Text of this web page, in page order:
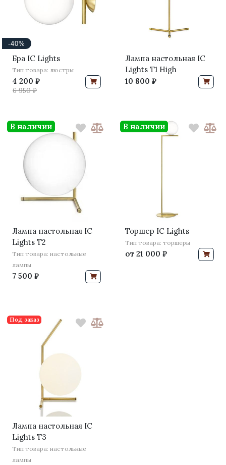
-40%
Бра IC Lights
Тип товара: люстры
4 200 ₽
6 950 ₽
Лампа настольная IC
Lights T1 High
10 800 ₽
Лампа настольная IC
Lights T2
Тип товара: настольные
лампы
7 500 ₽
В наличии
Торшер IC Lights
Тип товара: торшеры
от 21 000 ₽
В наличии
Лампа настольная IC
Lights T3
Тип товара: настольные
лампы
Под заказ